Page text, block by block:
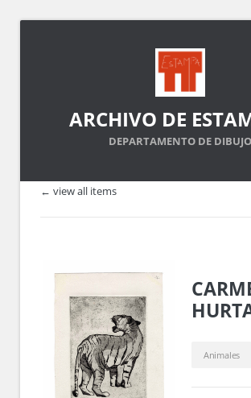
ARCHIVO DE
DEPARTAMENTO DE DIBUJO
← view all items
Animales